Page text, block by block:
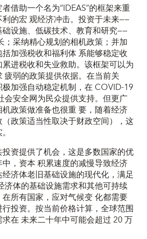
借助一个名为“IDEAS”的框架来重
的宏 观经济冲击。投资于未来——
设施、低碳技术、教育和研究——
；采纳精心规划的相机政策；并加
加强税收和福利体 系能够稳定收
进税收和失业救助。该框架可以为
疲弱的政策提供依据。在当前关
加强自动稳定机制，在 COVID-19
会安全网为民众提供支持。但更广
政策做准备也很重 要，随着经济
政策适当性取决于财政空间），这
资提供了机会，这是多数国家的优
，资本 积累速度的减慢导致经济
济体老旧基础设施的现代化，满足
济体的基础设施需求和其他可持续
所有国家，应对气候变 化都需要
投资。按当前价格计算，全球范围
在 未来二十年中可能会超过 20 万